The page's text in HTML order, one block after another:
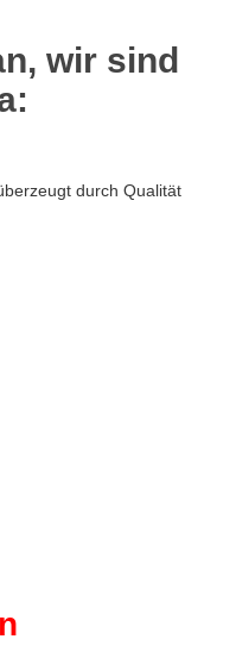
wir sind
durch Qualität